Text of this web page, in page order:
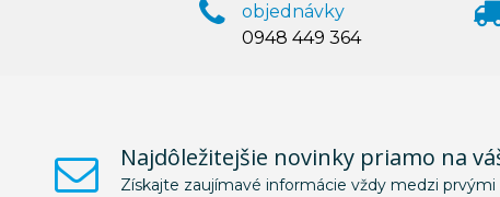
objednávky
0948 449 364
Najdôležitejšie novinky priamo na
Získajte zaujímavé informácie vždy medzi prvými